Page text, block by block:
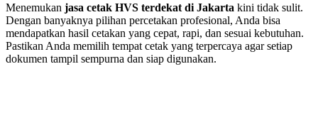
Menemukan jasa cetak HVS terdekat di Jakarta kini tidak sulit.
Dengan banyaknya pilihan percetakan profesional, Anda bisa
mendapatkan hasil cetakan yang cepat, rapi, dan sesuai kebutuhan.
Pastikan Anda memilih tempat cetak yang terpercaya agar setiap
dokumen tampil sempurna dan siap digunakan.